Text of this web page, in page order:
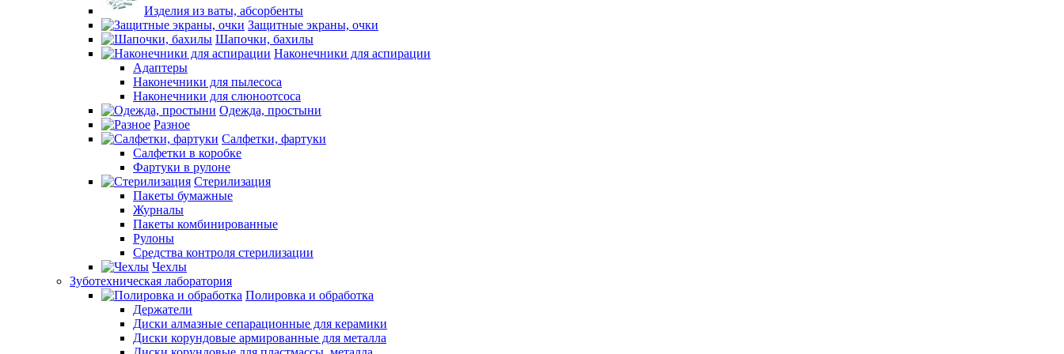
Изделия из ваты, абсорбенты
Защитные экраны, очки
Шапочки, бахилы
Наконечники для аспирации
Адаптеры
Наконечники для пылесоса
Наконечники для слюноотсоса
Одежда, простыни
Разное
Салфетки, фартуки
Салфетки в коробке
Фартуки в рулоне
Стерилизация
Пакеты бумажные
Журналы
Пакеты комбинированные
Рулоны
Средства контроля стерилизации
Чехлы
Зуботехническая лаборатория
Полировка и обработка
Держатели
Диски алмазные сепарационные для керамики
Диски корундовые армированные для металла